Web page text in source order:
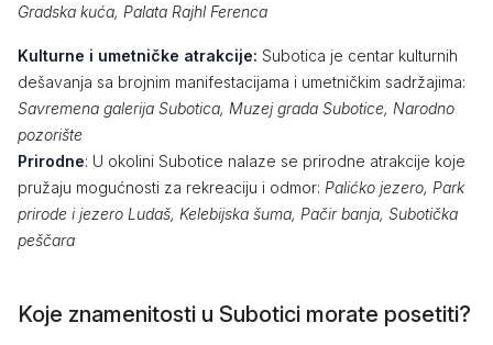
Gradska kuća, Palata Rajhl Ferenca
Kulturne i umetničke atrakcije: Subotica je centar kulturnih
dešavanja sa brojnim manifestacijama i umetničkim sadržajima:
Savremena galerija Subotica, Muzej grada Subotice, Narodno
pozorište
Prirodne: U okolini Subotice nalaze se prirodne atrakcije koje
pružaju mogućnosti za rekreaciju i odmor: Palićko jezero, Park
prirode i jezero Ludaš, Kelebijska šuma, Pačir banja, Subotička
peščara
Koje znamenitosti u Subotici morate posetiti?